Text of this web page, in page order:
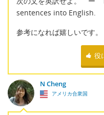
sentences into English.
参考になれば嬉しいです。
役
N Cheng
アメリカ合衆国